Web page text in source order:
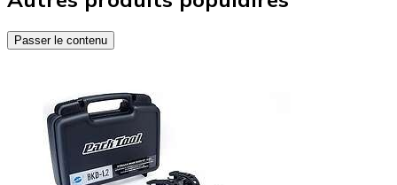
Passer le contenu